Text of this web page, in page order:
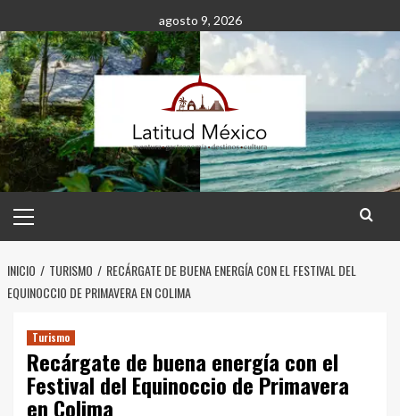
al
contenido
agosto 9, 2026
principal
INICIO TURISMO
RECÁRGATE DE BUENA ENERGÍA CON EL FESTIVAL DEL
EQUINOCCIO DE PRIMAVERA EN COLIMA
Turismo
Recárgate de buena energía con el
Festival del Equinoccio de Primavera
en Colima